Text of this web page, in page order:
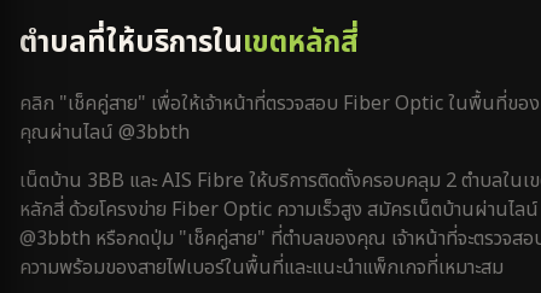
ตำบลที่ให้บริการในเขตหลักสี่
คลิก "เช็คคู่สาย" เพื่อให้เจ้าหน้าที่ตรวจสอบ Fiber Optic ในพื้นที่ของ
คุณผ่านไลน์ @3bbth
เน็ตบ้าน 3BB และ AIS Fibre ให้บริการติดตั้งครอบคลุม 2ตำบลในเ
หลักสี่ด้วยโครงข่าย Fiber Optic ความเร็วสูง สมัครเน็ตบ้านผ่านไลน์
@3bbth หรือกดปุ่ม "เช็คคู่สาย" ที่ตำบลของคุณ เจ้าหน้าที่จะตรวจสอ
ความพร้อมของสายไฟเบอร์ในพื้นที่และแนะนำแพ็กเกจที่เหมาะสม